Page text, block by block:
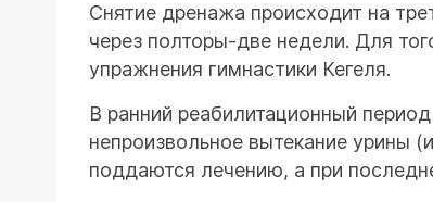
Снятие дренажа происходит на
через полторы-две недели. Для
упражнения гимнастики Кегеля.
В ранний реабилитационный
непроизвольное вытекание урины
поддаются лечению, а при